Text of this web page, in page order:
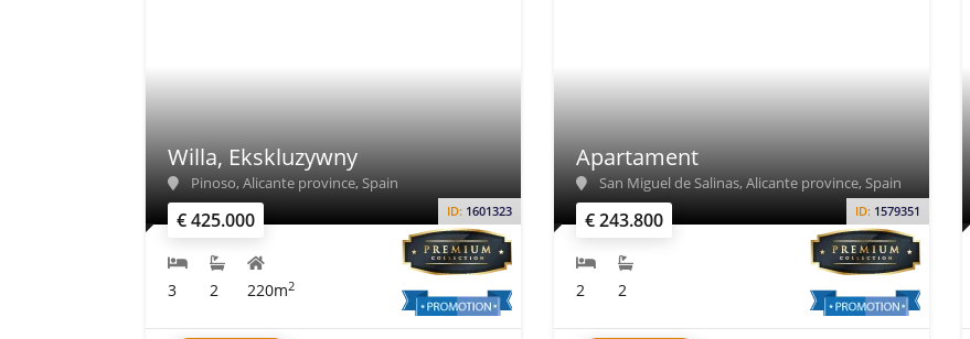
€ 425.000 ID: 1601323
Willa, Ekskluzywny
Pinoso, Alicante province, Spain
3 2 220m2
€ 243.800 ID: 1579351
Apartament
San Miguel de Salinas, Alicante province, Spain
2 2